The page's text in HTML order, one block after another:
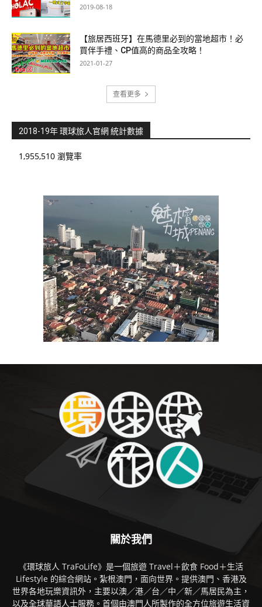
2019-08-18
【旅居西班牙】在馬德里必到的當地超市！必
買伴手禮、CP值高的商品全攻略！
2021-01-27
查看更多
2018-19年 環球旅人官網 統計數據
1,955,510 瀏覽率
關於我們
《環球旅人 TraFoLife》是一個旅遊 Travel＋飲食 Food＋生活
Lifestyle 的綜合網站。紮根澳門，面向世界。提供澳門、香港及
世界各地玩樂資訊外，主要以澳／港／台／中／新／馬居民為主，
以及全球華語人士服務。首個由澳門人所製作的全方位旅遊生活資